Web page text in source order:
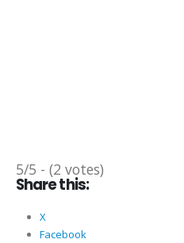
5/5 - (2 votes)
Share this:
X
Facebook